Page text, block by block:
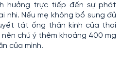
hưởng trực tiếp đến sự phát
nhi. Nếu mẹ không bổ sung đủ
tật ống thần kinh của thai
chú ý thêm khoảng 400 mg
của mình.